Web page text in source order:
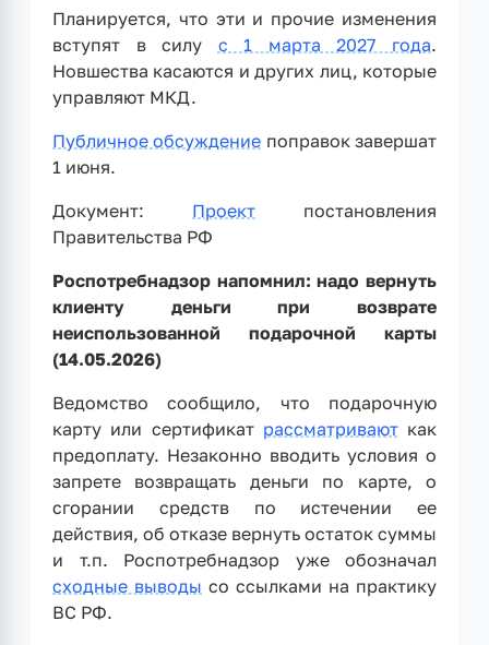
Планируется, что эти и прочие изменения
вступят в силу с 1 марта 2027 года.
Новшества касаются и других лиц, которые
управляют МКД.
Публичное обсуждение поправок завершат
1 июня.
Документ: Проект постановления
Правительства РФ
Роспотребнадзор напомнил: надо вернуть
клиенту деньги при возврате
неиспользованной подарочной карты
(14.05.2026)
Ведомство сообщило, что подарочную
карту или сертификат рассматриваюткак
предоплату. Незаконно вводить условия о
запрете возвращать деньги по карте, о
сгорании средств по истечении ее
действия, об отказе вернуть остаток суммы
и т.п. Роспотребнадзор уже обозначал
сходные выводы со ссылками на практику
ВС РФ.